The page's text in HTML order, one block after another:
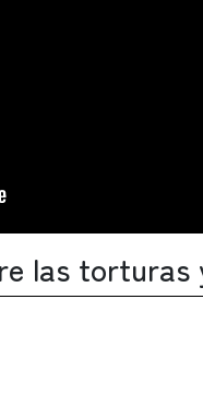
las torturas